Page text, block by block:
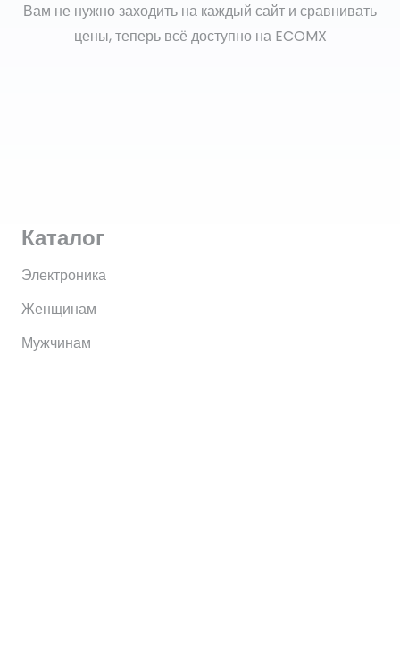
Вам не нужно заходить на каждый сайт и сравнивать
цены, теперь всё доступно на ECOMX
Каталог
Электроника
Женщинам
Мужчинам